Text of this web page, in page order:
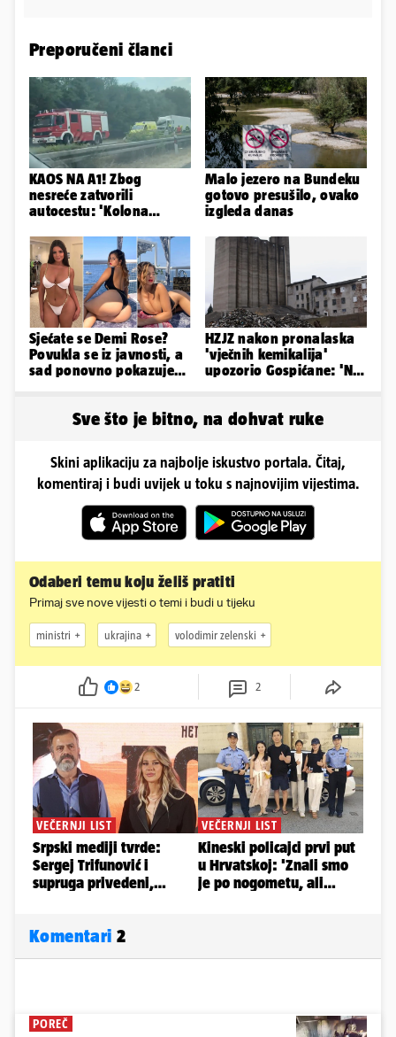
Preporučeni članci
KAOS NA A1! Zbog
nesreće zatvorili
autocestu: 'Kolona
km...'
Malo jezero na Bundeku
gotovo presušilo, ovako
izgleda danas
Sjećate se Demi Rose?
Povukla se iz javnosti, a
sad ponovno pokazuje
HZJZ nakon pronalaska
'vječnih kemikalija'
upozorio Gospićane: 'Ne
Sve što je bitno, na dohvat ruke
Skini aplikaciju za najbolje iskustvo portala. Čitaj,
komentiraj i budi uvijek u toku s najnovijim vijestima.
Odaberi temu koju želiš pratiti
Primaj sve nove vijesti o temi i budi u tijeku
ministri ukrajina volodimir zelenski
2 2
Komentari 2
POREČ